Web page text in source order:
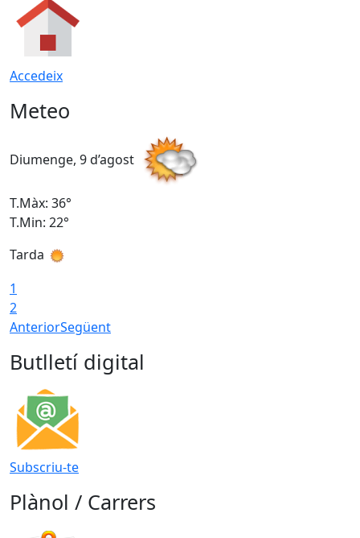
Accedeix
Meteo
Diumenge, 9 d’agost
T.Màx: 36°
T.Min: 22°
Tarda
1
2
AnteriorSegüent
Butlletí digital
Subscriu-te
Plànol / Carrers